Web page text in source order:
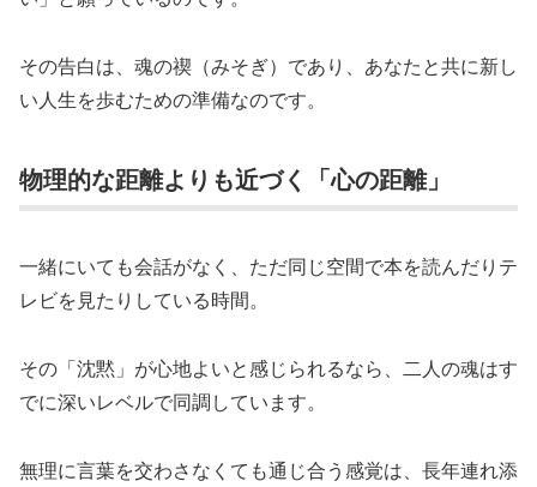
その告白は、魂の禊（みそぎ）であり、あなたと共に新し
い人生を歩むための準備なのです。
物理的な距離よりも近づく「心の距離」
一緒にいても会話がなく、ただ同じ空間で本を読んだりテ
レビを見たりしている時間。
その「沈黙」が心地よいと感じられるなら、二人の魂はす
でに深いレベルで同調しています。
無理に言葉を交わさなくても通じ合う感覚は、長年連れ添